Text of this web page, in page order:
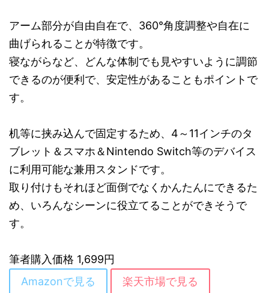
アーム部分が自由自在で、360°角度調整や自在に
曲げられることが特徴です。
寝ながらなど、どんな体制でも見やすいように調節
できるのが便利で、安定性があることもポイントで
す。
机等に挟み込んで固定するため、4～11インチのタ
ブレット＆スマホ＆Nintendo Switch等のデバイス
に利用可能な兼用スタンドです。
取り付けもそれほど面倒でなくかんたんにできるた
め、いろんなシーンに役立てることができそうで
す。
筆者購入価格 1,699円
Amazonで見る
楽天市場で見る